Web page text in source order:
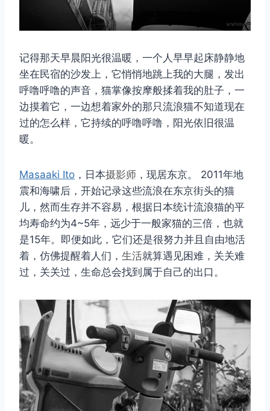
记得那天早晨阳光很温暖，一个人早早起床静静地
坐在民宿的沙发上，它悄悄地跳上我的大腿，发出
呼噜呼噜的声音，猫掌像按摩般揉着我的肚子，一
边摸着它，一边想着家外的那只流浪猫不知道现在
过的怎么样，它持续的呼噜呼噜，阳光依旧很温
暖。
Masaaki Ito ，日本摄影师 ，现居东京。 2011年地
震和海啸后，开始记录这些流浪在东京街头的猫
儿，然而生存并不容易，根据日本统计流浪猫的平
均寿命约为4~5年，远少于一般家猫的三倍，也就
是15年。即便如此，它们还是很努力并且自由地活
着，仿佛提醒着人们， 生活就算遇见困难，关关难
过，关关过，生命总会找到属于自己的出口。